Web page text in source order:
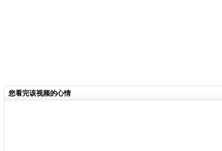
您看完该视频的心情